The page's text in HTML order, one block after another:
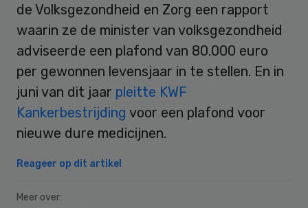
de Volksgezondheid en Zorg een rapport
waarin ze de minister van volksgezondheid
adviseerde een plafond van 80.000 euro
per gewonnen levensjaar in te stellen. En in
juni van dit jaar pleitte KWF
Kankerbestrijding voor een plafond voor
nieuwe dure medicijnen.
Reageer op dit artikel
Meer over: